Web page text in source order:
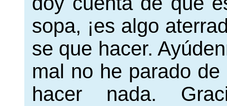
sopa, ¡es algo
se que hacer.
mal no he parado
hacer nada.